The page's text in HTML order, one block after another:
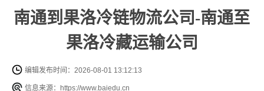
南通到果洛冷链物流公司-南通至
果洛冷藏运输公司
编辑发布时间：2026-08-01 13:12:13
信息来源：https://www.baiedu.cn